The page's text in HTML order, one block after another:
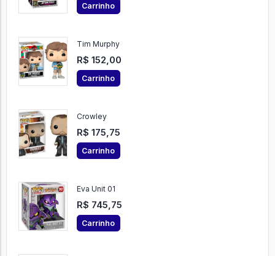
Carrinho
Tim Murphy
R$ 152,00
Carrinho
Crowley
R$ 175,75
Carrinho
Eva Unit 01
R$ 745,75
Carrinho